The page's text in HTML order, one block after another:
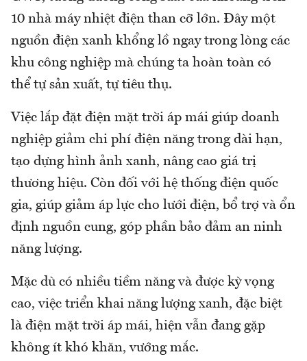
10 nhà máy nhiệt điện than cỡ lớn. Đây một
nguồn điện xanh khổng lồ ngay trong lòng các
khu công nghiệp mà chúng ta hoàn toàn có
thể tự sản xuất, tự tiêu thụ.
Việc lắp đặt điện mặt trời áp mái giúp doanh
nghiệp giảm chi phí điện năng trong dài hạn,
tạo dựng hình ảnh xanh, nâng cao giá trị
thương hiệu. Còn đối với hệ thống điện quốc
gia, giúp giảm áp lực cho lưới điện, bổ trợ và ổn
định nguồn cung, góp phần bảo đảm an ninh
năng lượng.
Mặc dù có nhiều tiềm năng và được kỳ vọng
cao, việc triển khai năng lượng xanh, đặc biệt
là điện mặt trời áp mái, hiện vẫn đang gặp
không ít khó khăn, vướng mắc.